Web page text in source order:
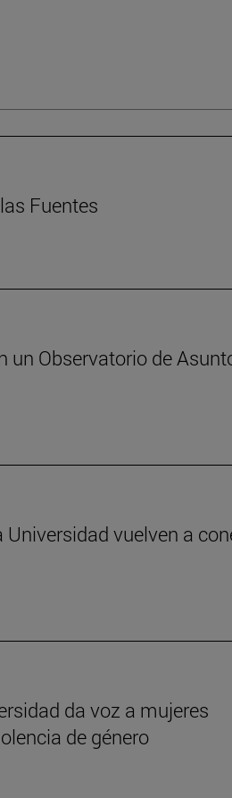
Fuentes
un Observatorio de
vuelven a
da voz a mujeres
de género